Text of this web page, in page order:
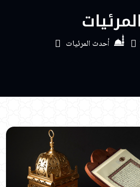
المرئيات
أحدث المرئيات